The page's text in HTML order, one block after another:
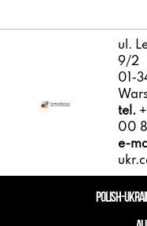
ul.
9/2
01-
tel.
00 81
e-
POLISH-